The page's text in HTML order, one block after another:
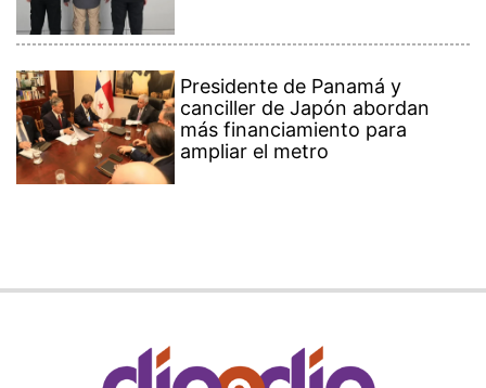
Presidente de Panamá y
canciller de Japón abordan
más financiamiento para
ampliar el metro